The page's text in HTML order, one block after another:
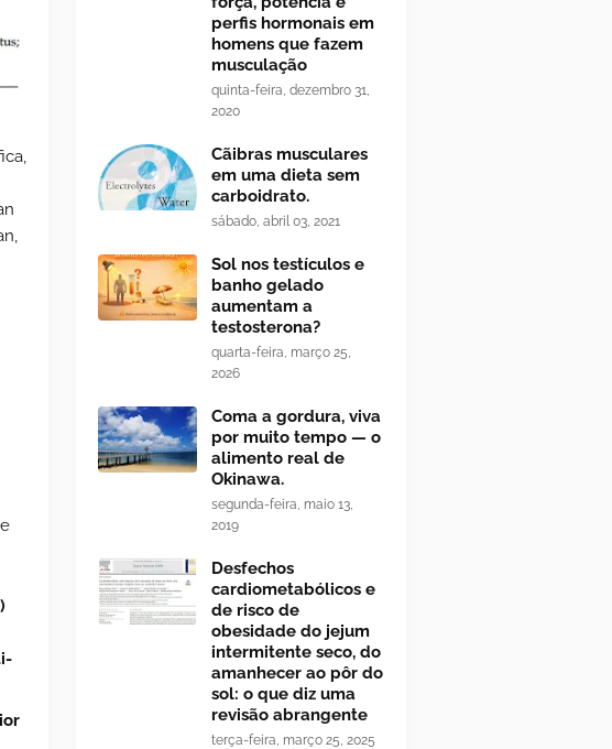
perfis hormonais em
homens que fazem
musculação
quinta-feira, dezembro 31,
2020
Cãibras musculares
em uma dieta sem
carboidrato.
sábado, abril 03, 2021
Sol nos testículos e
banho gelado
aumentam a
testosterona?
quarta-feira, março 25,
2026
Coma a gordura, viva
por muito tempo — o
alimento real de
Okinawa.
segunda-feira, maio 13,
2019
Desfechos
cardiometabólicos e
de risco de
obesidade do jejum
intermitente seco, do
amanhecer ao pôr do
sol: o que diz uma
revisão abrangente
terça-feira, março 25, 2025